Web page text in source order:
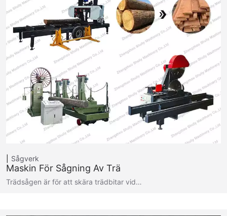
Sågverk
Maskin För Sågning Av Trä
Trädsågen är för att skära trädbitar vid…